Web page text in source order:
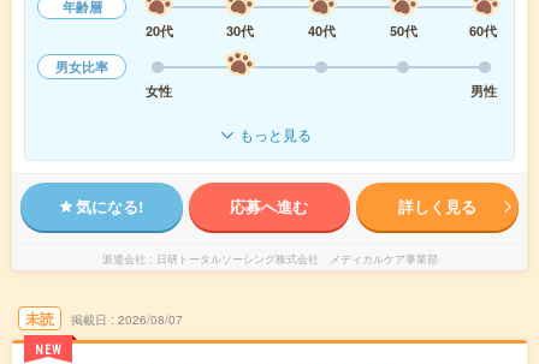
年齢層
20代
30代 40代 50代
60代
男女比率
女性
男性
もっと見る
気になる! 応募へ進む 詳しく見る
派遣会社 日研トータルソーシング株式会社 メディカルケア事業部
未読
NEW
掲載日 2026/08/07